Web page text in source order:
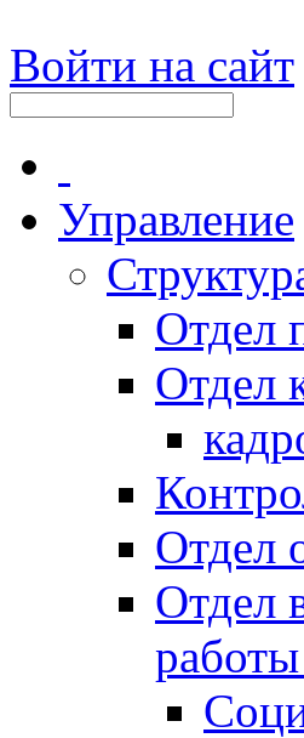
Войти на сайт
Управление
Отдел
Отдел
Отдел
Отдел